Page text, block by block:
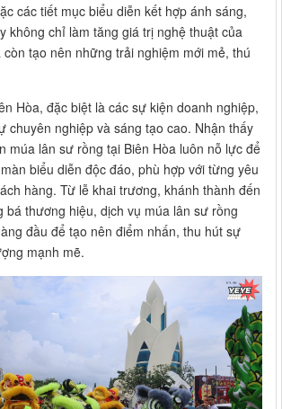
các tiết mục biểu diễn kết hợp ánh sáng,
không chỉ làm tăng giá trị nghệ thuật của
tạo nên những trải nghiệm mới mẻ, thú
Hòa, đặc biệt là các sự kiện doanh nghiệp,
chuyên nghiệp và sáng tạo cao. Nhận thấy
múa lân sư rồng tại Biên Hòa luôn nỗ lực để
biểu diễn độc đáo, phù hợp với từng yêu
hàng. Từ lễ khai trương, khánh thành đến
bá thương hiệu, dịch vụ múa lân sư rồng
đầu để tạo nên điểm nhấn, thu hút sự
mạnh mẽ.